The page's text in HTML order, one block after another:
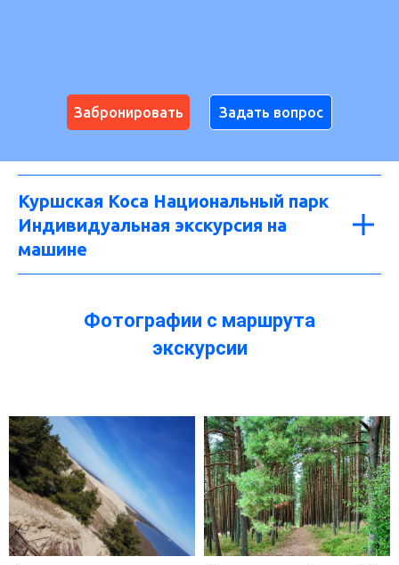
Забронировать Задать вопрос
Куршская Коса Национальный парк
Индивидуальная экскурсия на
машине
Фотографии с маршрута
экскурсии